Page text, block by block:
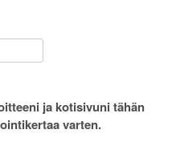
ja kotisivuni tähän
varten.